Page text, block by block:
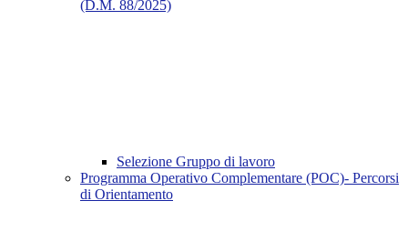
(D.M. 88/2025)
Selezione Gruppo di lavoro
Programma Operativo Complementare (POC)- Percorsi
di Orientamento